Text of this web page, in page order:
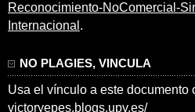
Reconocimiento-NoComercial-
Internacional .
NO PLAGIES, VINCULA
Usa el vínculo a este documento
victoryepes.blogs.upv.es/